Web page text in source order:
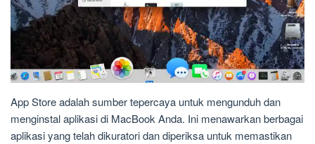
App Store adalah sumber tepercaya untuk mengunduh dan
menginstal aplikasi di MacBook Anda. Ini menawarkan berbagai
aplikasi yang telah dikuratori dan diperiksa untuk memastikan